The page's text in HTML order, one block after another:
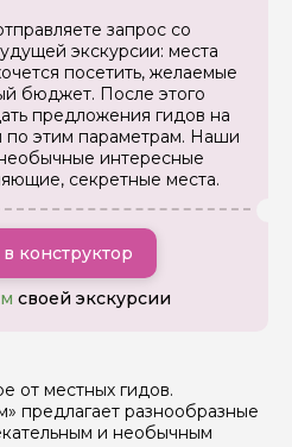
запрос со
экскурсии: места
посетить, желаемые
бюджет. После этого
предложения гидов на
по этим параметрам. Наши
интересные
секретные места.
конструктор
своей экскурсии
от местных гидов.
предлагает разнообразные
и необычным
вопросы, можете их